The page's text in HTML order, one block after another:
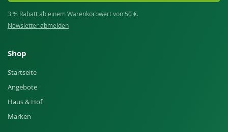
3 % Rabatt ab einem Warenkorbwert von 50 €.
Newsletter abmelden
Shop
Startseite
Angebote
Haus & Hof
Marken